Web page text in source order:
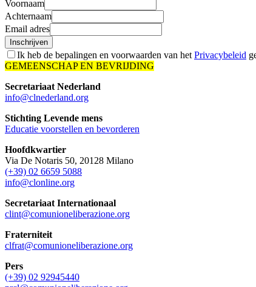
Voornaam
Achternaam
Email adres
Inschrijven
Ik heb de bepalingen en voorwaarden van het Privacybeleid
GEMEENSCHAP EN BEVRIJDING
Secretariaat Nederland
info@clnederland.org
Stichting Levende mens
Educatie voorstellen en bevorderen
Hoofdkwartier
Via De Notaris 50, 20128 Milano
(+39) 02 6659 5088
info@clonline.org
Secretariaat Internationaal
clint@comunioneliberazione.org
Fraterniteit
clfrat@comunioneliberazione.org
Pers
(+39) 02 92945440